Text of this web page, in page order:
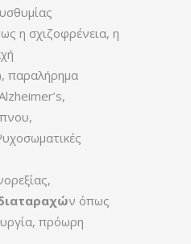
η σχιζοφρένεια, η
παραλήρημα
ν όπως
πρόωρη